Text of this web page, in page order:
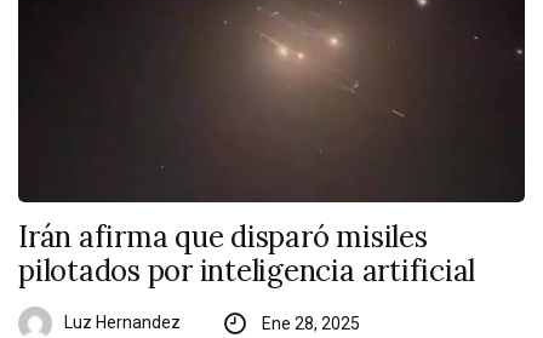
Irán afirma que disparó misiles
pilotados por inteligencia artificial
Luz Hernandez Ene 28, 2025